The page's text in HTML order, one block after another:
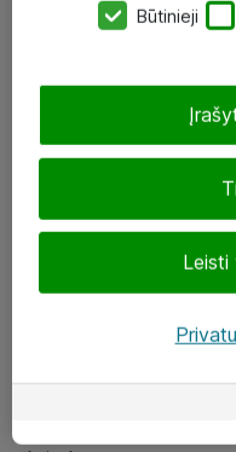
eShop@atea.lt
LinkedIn
Būtinieji
Leisti